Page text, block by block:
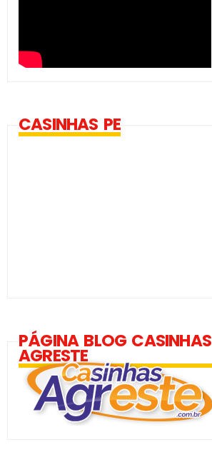
CASINHAS PE
PÁGINA BLOG CASINHAS
AGRESTE